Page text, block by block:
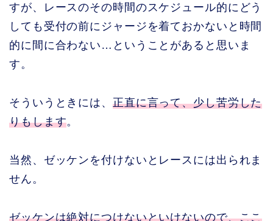
すが、レースのその時間のスケジュール的にどう
しても受付の前にジャージを着ておかないと時間
的に間に合わない…ということがあると思いま
す。
そういうときには、 正直に言って、少し苦労した
りもします。
当然、ゼッケンを付けないとレースには出られま
せん。
ゼッケンは絶対につけないといけないので、ここ